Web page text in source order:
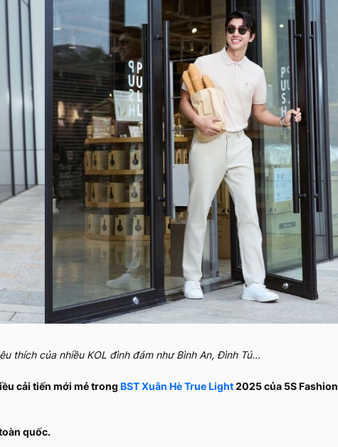
thích của nhiều KOL đình đám như Bình An, Đình Tú...
cải tiến mới mẻ trong BST Xuân Hè True Light2025 của 5S Fashion
quốc.